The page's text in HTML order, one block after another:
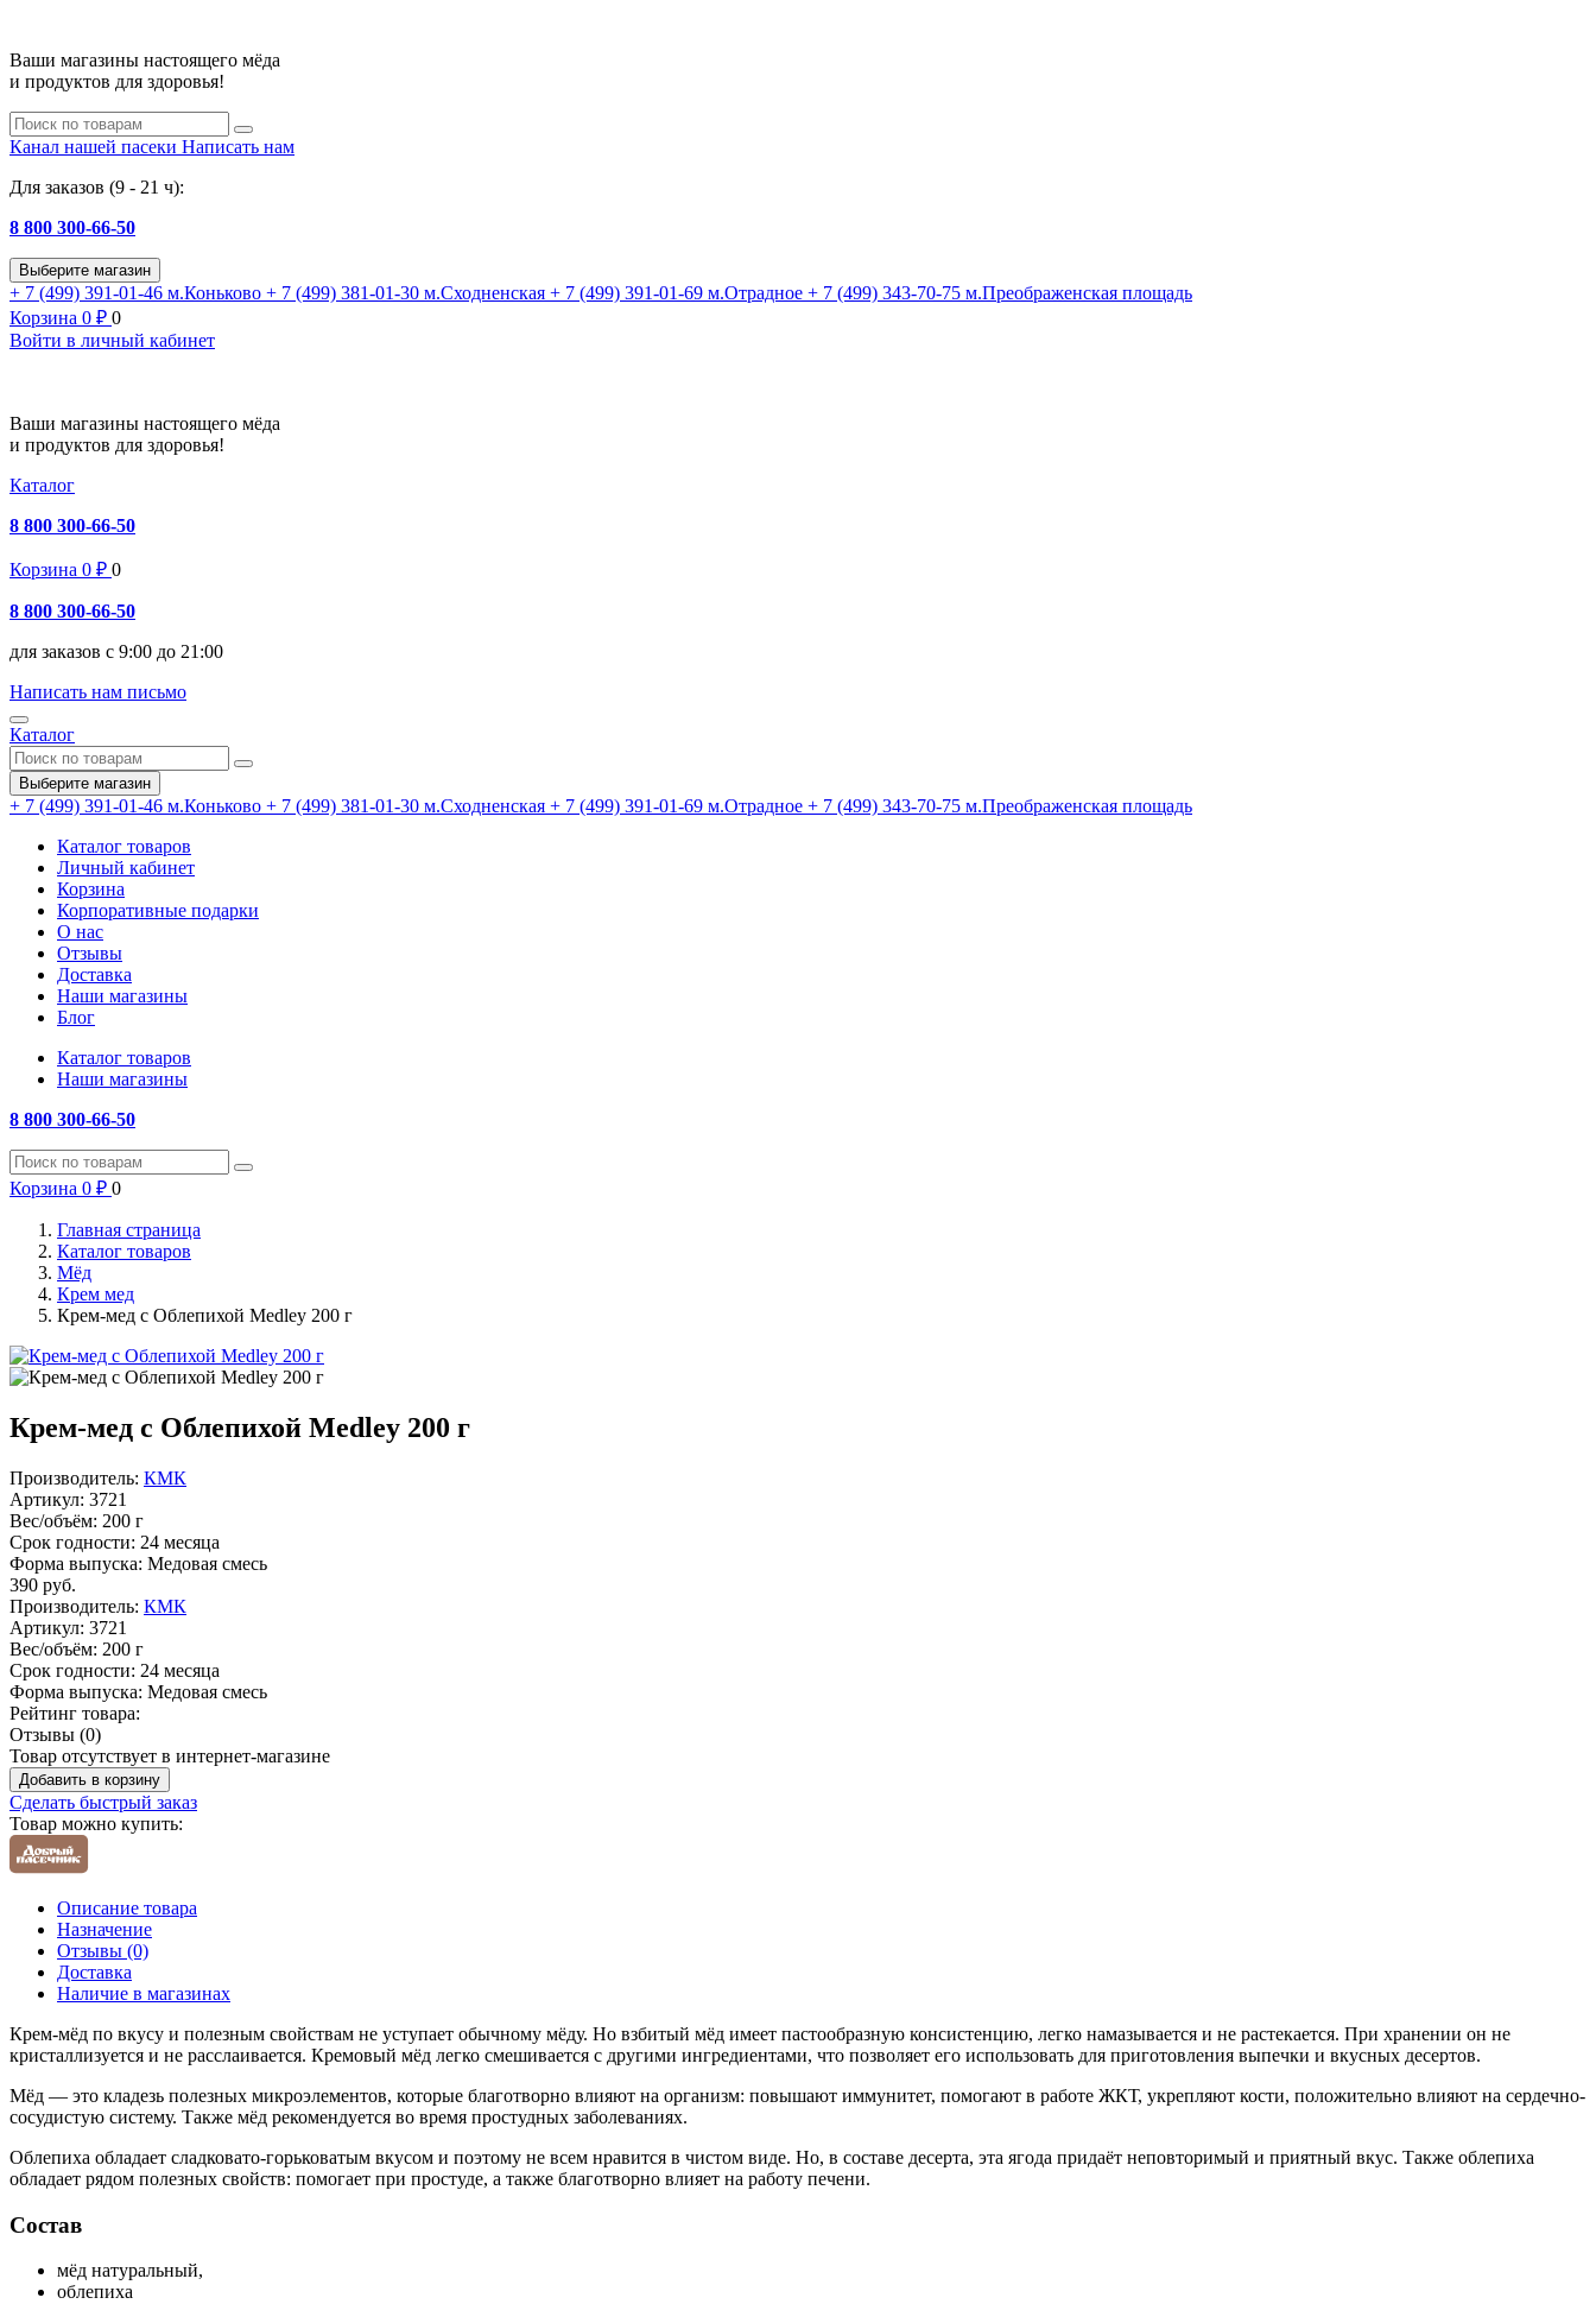
Ваши магазины настоящего мёда
и продуктов для здоровья!
Канал нашей пасеки Написать нам
Для заказов (9 - 21 ч):
8 800 300-66-50
Выберите магазин
+ 7 (499) 391-01-46 м.Коньково + 7 (499) 381-01-30 м.Сходненская + 7 (499) 391-01-69 м.Отрадное + 7 (499) 343-70-75 м.Преображенская площадь
Корзина 0 ₽ 0
Войти в личный кабинет
Ваши магазины настоящего мёда
и продуктов для здоровья!
Каталог
8 800 300-66-50
Корзина 0 ₽ 0
8 800 300-66-50
для заказов с 9:00 до 21:00
Написать нам письмо
Каталог
Выберите магазин
+ 7 (499) 391-01-46 м.Коньково + 7 (499) 381-01-30 м.Сходненская + 7 (499) 391-01-69 м.Отрадное + 7 (499) 343-70-75 м.Преображенская площадь
Каталог товаров
Личный кабинет
Корзина
Корпоративные подарки
О нас
Отзывы
Доставка
Наши магазины
Блог
Каталог товаров
Наши магазины
8 800 300-66-50
Корзина 0 ₽ 0
Главная страница
Каталог товаров
Мёд
Крем мед
Крем-мед с Облепихой Medley 200 г
Крем-мед с Облепихой Medley 200 г
Производитель: КМК
Артикул: 3721
Вес/объём: 200 г
Срок годности: 24 месяца
Форма выпуска: Медовая смесь
390 руб.
Производитель: КМК
Артикул: 3721
Вес/объём: 200 г
Срок годности: 24 месяца
Форма выпуска: Медовая смесь
Рейтинг товара:
Отзывы (0)
Товар отсутствует в интернет-магазине
Добавить в корзину
Сделать быстрый заказ
Товар можно купить:
Описание товара
Назначение
Отзывы (0)
Доставка
Наличие в магазинах
Крем-мёд по вкусу и полезным свойствам не уступает обычному мёду. Но взбитый мёд имеет пастообразную консистенцию, легко намазывается и не растекается. При хранении он не
кристаллизуется и не расслаивается. Кремовый мёд легко смешивается с другими ингредиентами, что позволяет его использовать для приготовления выпечки и вкусных десертов.
Мёд — это кладезь полезных микроэлементов, которые благотворно влияют на организм: повышают иммунитет, помогают в работе ЖКТ, укрепляют кости, положительно влияют на сердечно-
сосудистую систему. Также мёд рекомендуется во время простудных заболеваниях.
Облепиха обладает сладковато-горьковатым вкусом и поэтому не всем нравится в чистом виде. Но, в составе десерта, эта ягода придаёт неповторимый и приятный вкус. Также облепиха
обладает рядом полезных свойств: помогает при простуде, а также благотворно влияет на работу печени.
Состав
мёд натуральный,
облепиха